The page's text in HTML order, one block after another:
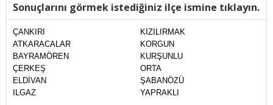
Sonuçlarını görmek istediğiniz ilçe ismine tıklayın.
ÇANKIRI
ATKARACALAR
BAYRAMÖREN
ÇERKEŞ
ELDİVAN
ILGAZ
KIZILIRMAK
KORGUN
KURŞUNLU
ORTA
ŞABANÖZÜ
YAPRAKLI